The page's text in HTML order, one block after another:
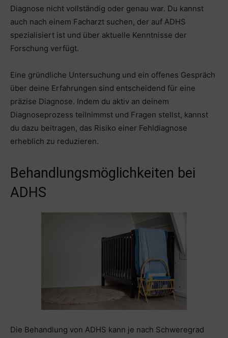
Diagnose nicht vollständig oder genau war. Du kannst
auch nach einem Facharzt suchen, der auf ADHS
spezialisiert ist und über aktuelle Kenntnisse der
Forschung verfügt.
Eine gründliche Untersuchung und ein offenes Gespräch
über deine Erfahrungen sind entscheidend für eine
präzise Diagnose. Indem du aktiv an deinem
Diagnoseprozess teilnimmst und Fragen stellst, kannst
du dazu beitragen, das Risiko einer Fehldiagnose
erheblich zu reduzieren.
Behandlungsmöglichkeiten bei
ADHS
Die Behandlung von ADHS kann je nach Schweregrad